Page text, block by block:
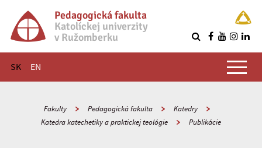
Pedagogická fakulta
Katolíckej univerzity
v Ružomberku
SK EN
Hlavné menu
Fakulty Pedagogická fakulta
Katedry
Katedra katechetiky a praktickej teológie
Publikácie